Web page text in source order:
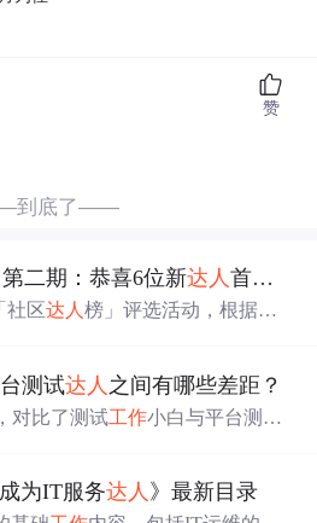
赞
到底了——
第二期：恭喜6位新达人首次上榜！
社区达人榜」评选活动，根据用
关注。CSDN鼓励原创、互动和
开发者交流平台。
测试达人 之间有哪些差距？
对比了测试工作小白与平台测试
为IT服务达人 》最新目录